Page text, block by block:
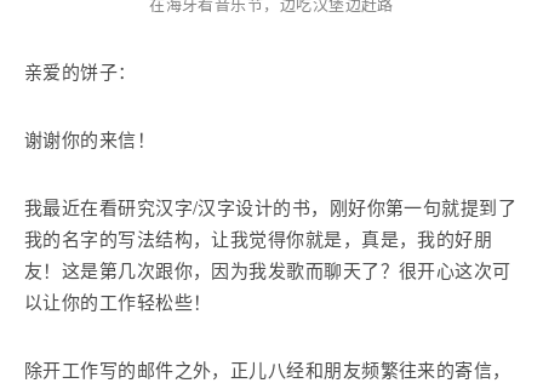
亲爱的饼子：
谢谢你的来信！
我最近在看研究汉字/汉字设计的书，刚好你第一句就提到了
我的名字的写法结构，让我觉得你就是，真是，我的好朋
友！这是第几次跟你，因为我发歌而聊天了？很开心这次可
以让你的工作轻松些！
除开工作写的邮件之外，正儿八经和朋友频繁往来的寄信，